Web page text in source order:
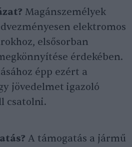
Magánszemélyek
elektromos
elsősorban
érdekében.
épp ezért a
jövedelmet igazoló
csatolni.
A támogatás a jármű